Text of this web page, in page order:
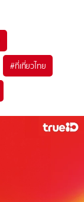
#ที่เที่ยวไทย